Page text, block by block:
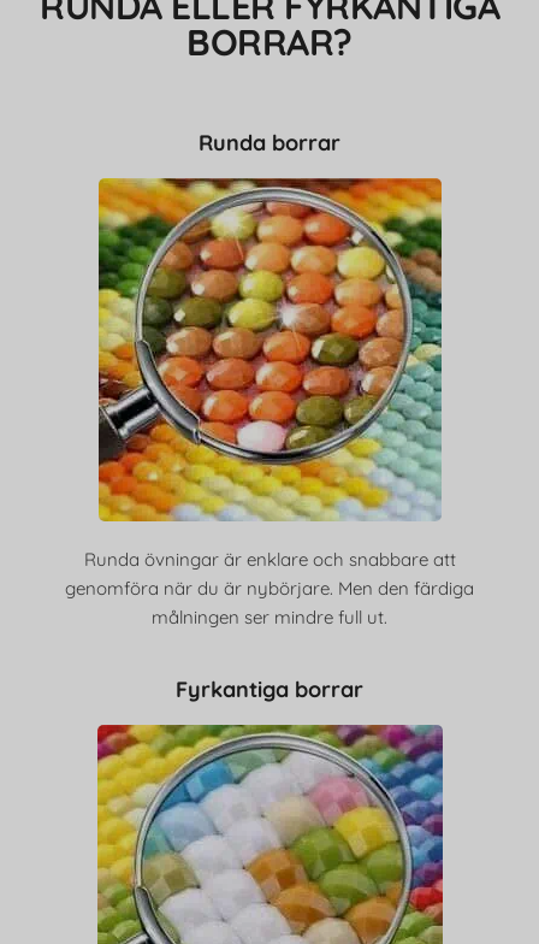
BORRAR?
Runda borrar
Runda övningar är enklare och snabbare att
genomföra när du är nybörjare. Men den färdiga
målningen ser mindre full ut.
Fyrkantiga borrar